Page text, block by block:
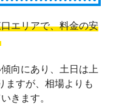
エリアで、料金の安
向にあり、土日は上
ますが、相場よりも
きます。